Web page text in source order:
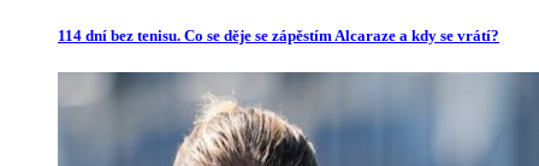
114 dní bez tenisu. Co se děje se zápěstím Alcaraze a kdy se vrátí?